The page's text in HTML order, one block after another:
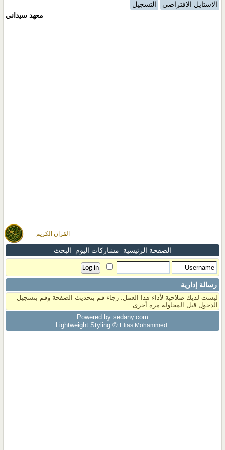
القران الكريم
الاستايل الافتراضي
التسجيل
معهد سيداني
الصفحة الرئيسية مشاركات اليوم البحث
رسالة إدارية
ليست لديك صلاحية لأداء هذا العمل. رجاء قم بتحديث الصفحة وقم بتسجيل
الدخول قبل المحاولة مرة أخرى.
Powered by sedany.com
Lightweight Styling © Elias Mohammed